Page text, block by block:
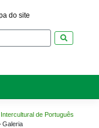
do site
de Português
Galeria